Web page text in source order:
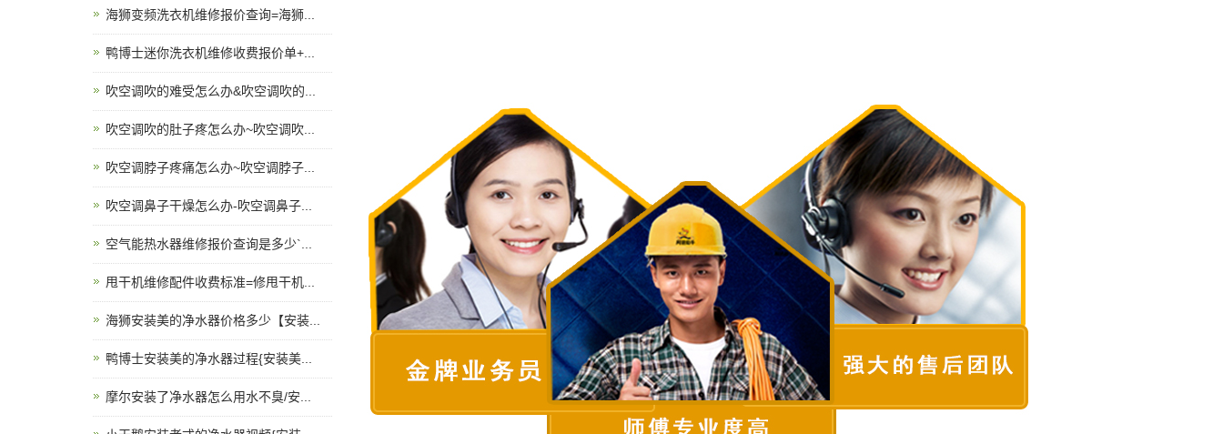
海狮变频洗衣机维修报价查询=海狮...
鸭博士迷你洗衣机维修收费报价单+...
吹空调吹的难受怎么办&吹空调吹的...
吹空调吹的肚子疼怎么办~吹空调吹...
吹空调脖子疼痛怎么办~吹空调脖子...
吹空调鼻子干燥怎么办-吹空调鼻子...
空气能热水器维修报价查询是多少`...
甩干机维修配件收费标准=修甩干机...
海狮安装美的净水器价格多少【安装...
鸭博士安装美的净水器过程{安装美...
摩尔安装了净水器怎么用水不臭/安...